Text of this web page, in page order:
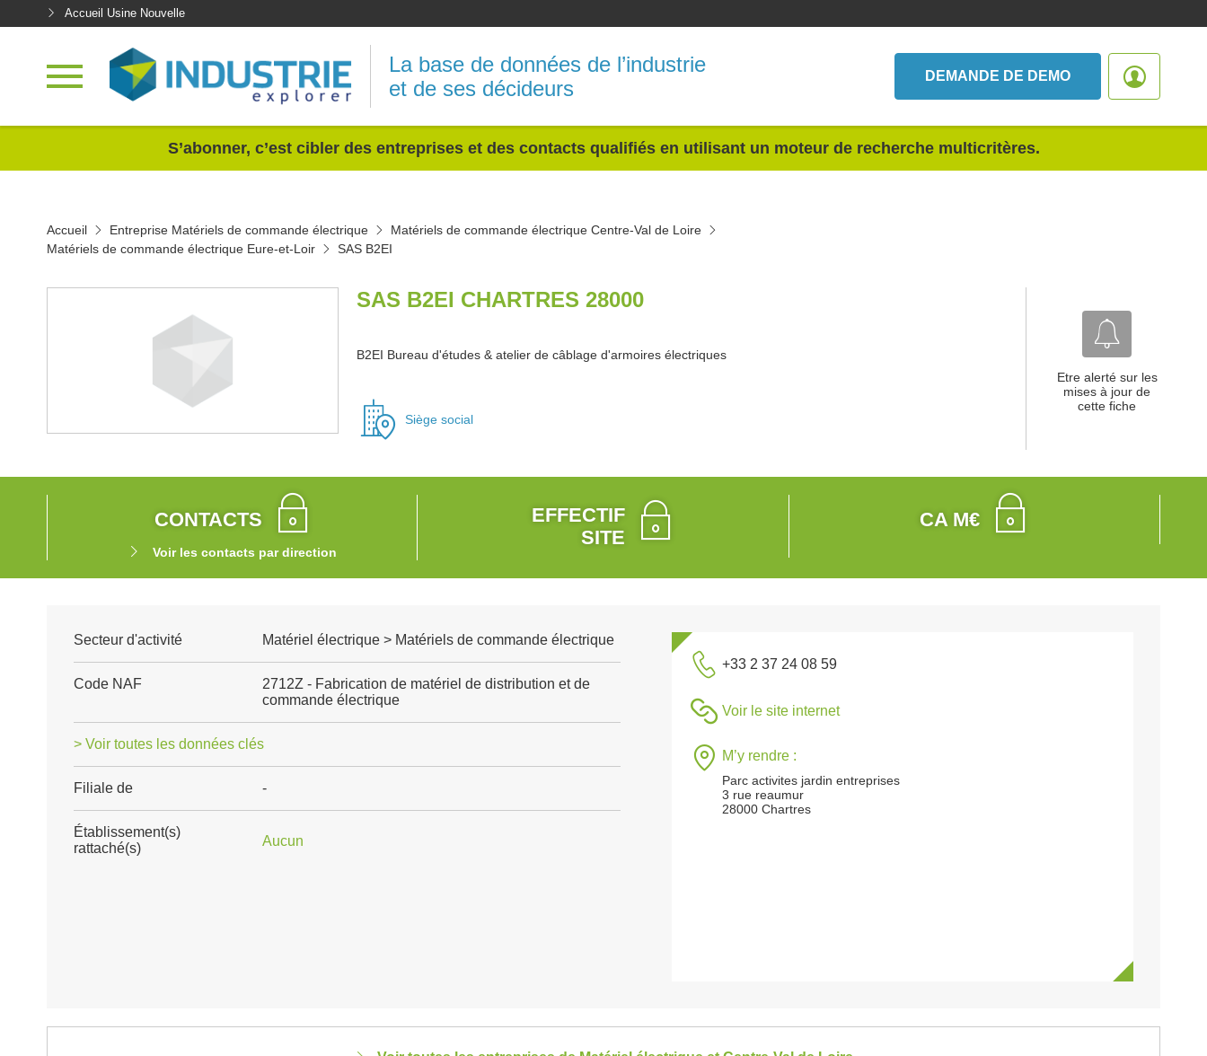
Accueil Usine Nouvelle
La base de données de l’industrie
et de ses décideurs
DEMANDE DE DEMO
S’abonner, c’est cibler des entreprises et des contacts qualifiés en utilisant un moteur de recherche multicritères.
Accueil Entreprise Matériels de commande électrique
Matériels de commande électrique Centre-Val de Loire
Matériels de commande électrique Eure-et-Loir
SAS B2EI
SAS B2EI CHARTRES 28000
B2EI Bureau d'études & atelier de câblage d'armoires électriques
Siège social
Etre alerté sur les
mises à jour de
cette fiche
CONTACTS
Voir les contacts par direction
EFFECTIF
SITE
CA M€
Secteur d'activité Matériel électrique > Matériels de commande électrique
Code NAF
2712Z - Fabrication de matériel de distribution et de
commande électrique
> Voir toutes les données clés
Filiale de -
Établissement(s)
rattaché(s)
Aucun
+33 2 37 24 08 59
Voir le site internet
M’y rendre :
Parc activites jardin entreprises
3 rue reaumur
28000 Chartres